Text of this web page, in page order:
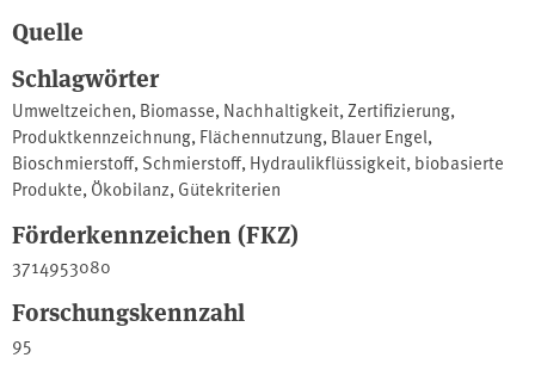
Quelle
Schlagwörter
Umweltzeichen,Biomasse,Nachhaltigkeit,Zertifizierung,
Produktkennzeichnung,Flächennutzung,Blauer Engel,
Bioschmierstoff,Schmierstoff,Hydraulikflüssigkeit,biobasierte
Produkte,Ökobilanz,Gütekriterien
Förderkennzeichen (FKZ)
3714953080
Forschungskennzahl
95